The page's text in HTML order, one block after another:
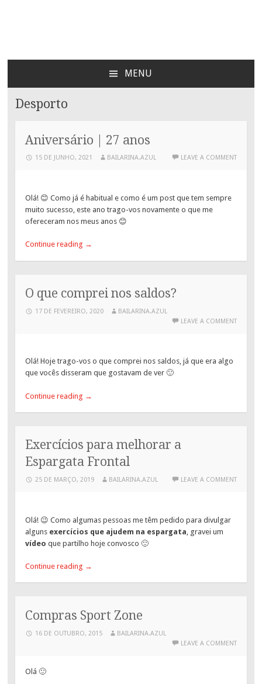
Bailarina Azul
MENU
CONTENT
Desporto
Aniversário | 27 anos
15 DE JUNHO, 2021 BAILARINA.AZUL LEAVE A COMMENT
Olá! 😊 Como já é habitual e como é um post que tem sempre
muito sucesso, este ano trago-vos novamente o que me
ofereceram nos meus anos 😊
Continue reading →
O que comprei nos saldos?
17 DE FEVEREIRO, 2020
BAILARINA.AZUL
LEAVE A COMMENT
Olá! Hoje trago-vos o que comprei nos saldos, já que era algo
que vocês disseram que gostavam de ver 🙂
Continue reading →
Exercícios para melhorar a
Espargata Frontal
25 DE MARÇO, 2019 BAILARINA.AZUL LEAVE A COMMENT
Olá! 😉 Como algumas pessoas me têm pedido para divulgar
alguns exercícios que ajudem na espargata , gravei um
vídeo que partilho hoje convosco 🙂
Continue reading →
Compras Sport Zone
16 DE OUTUBRO, 2015
BAILARINA.AZUL
LEAVE A COMMENT
Olá 🙂